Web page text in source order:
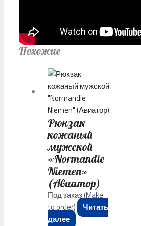
Похожие
Рюкзак
кожаный
мужской
«Normandie
Niemen»
(Авиатор)
Под заказ (Make
to order)
Читать
далее